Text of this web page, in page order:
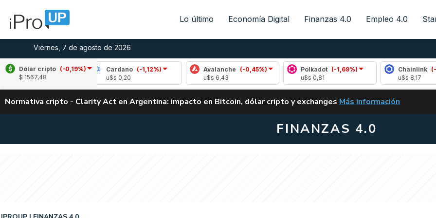
Lo último Economía Digital Finanzas 4.0 Empleo 4.0
Viernes, 7 de agosto de 2026
Dólar cripto (-0,19%)
$ 1567,48
Cardano
(-1,12%)
Avalanche
(-0,45%)
Polkadot (-1,69%)
Chainlink (-0,35%)
Normativa cripto - Clarity Act en Argentina: impacto en Bitcoin, dólar cripto y exchanges CLARITY ACT EN
Más información
FINANZAS 4.0